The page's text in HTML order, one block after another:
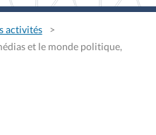
activités
et le monde politique,